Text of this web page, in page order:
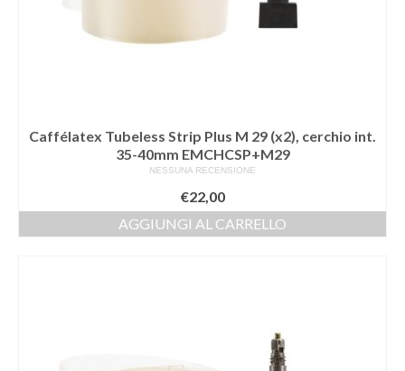
Caffélatex Tubeless Strip Plus M 29 (x2), cerchio int.
35-40mm EMCHCSP+M29
NESSUNA RECENSIONE
€22,00
AGGIUNGI AL CARRELLO